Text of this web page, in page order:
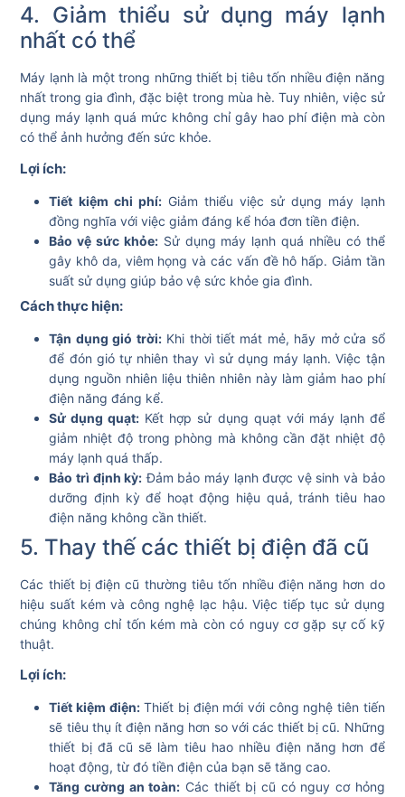
4. Giảm thiểu sử dụng máy lạnh
nhất có thể
Máy lạnh là một trong những thiết bị tiêu tốn nhiều điện năng
nhất trong gia đình, đặc biệt trong mùa hè. Tuy nhiên, việc sử
dụng máy lạnh quá mức không chỉ gây hao phí điện mà còn
có thể ảnh hưởng đến sức khỏe.
Lợi ích:
Tiết kiệm chi phí:Giảm thiểu việc sử dụng máy lạnh
đồng nghĩa với việc giảm đáng kể hóa đơn tiền điện.
Bảo vệ sức khỏe:Sử dụng máy lạnh quá nhiều có thể
gây khô da, viêm họng và các vấn đề hô hấp. Giảm tần
suất sử dụng giúp bảo vệ sức khỏe gia đình.
Cách thực hiện:
Tận dụng gió trời:Khi thời tiết mát mẻ, hãy mở cửa sổ
để đón gió tự nhiên thay vì sử dụng máy lạnh. Việc tận
dụng nguồn nhiên liệu thiên nhiên này làm giảm hao phí
điện năng đáng kể.
Sử dụng quạt: Kết hợp sử dụng quạt với máy lạnh để
giảm nhiệt độ trong phòng mà không cần đặt nhiệt độ
máy lạnh quá thấp.
Bảo trì định kỳ: Đảm bảo máy lạnh được vệ sinh và bảo
dưỡng định kỳ để hoạt động hiệu quả, tránh tiêu hao
điện năng không cần thiết.
5. Thay thế các thiết bị điện đã cũ
Các thiết bị điện cũ thường tiêu tốn nhiều điện năng hơn do
hiệu suất kém và công nghệ lạc hậu. Việc tiếp tục sử dụng
chúng không chỉ tốn kém mà còn có nguy cơ gặp sự cố kỹ
thuật.
Lợi ích:
Tiết kiệm điện:Thiết bị điện mới với công nghệ tiên tiến
sẽ tiêu thụ ít điện năng hơn so với các thiết bị cũ. Những
thiết bị đã cũ sẽ làm tiêu hao nhiều điện năng hơn để
hoạt động, từ đó tiền điện của bạn sẽ tăng cao.
Tăng cường an toàn: Các thiết bị cũ có nguy cơ hỏng